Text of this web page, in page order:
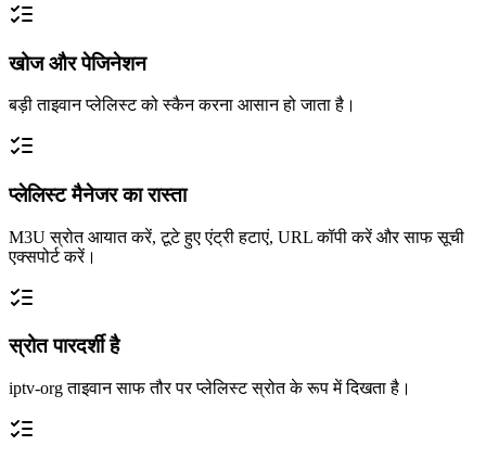
खोज और पेजिनेशन
बड़ी ताइवान प्लेलिस्ट को स्कैन करना आसान हो जाता है।
प्लेलिस्ट मैनेजर का रास्ता
M3U स्रोत आयात करें, टूटे हुए एंट्री हटाएं, URL कॉपी करें और साफ सूची
एक्सपोर्ट करें।
स्रोत पारदर्शी है
iptv-org ताइवान साफ तौर पर प्लेलिस्ट स्रोत के रूप में दिखता है।